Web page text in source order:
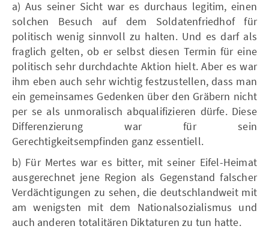
a) Aus seiner Sicht war es durchaus legitim, einen
solchen Besuch auf dem Soldatenfriedhof für
politisch wenig sinnvoll zu halten. Und es darf als
fraglich gelten, ob er selbst diesen Termin für eine
politisch sehr durchdachte Aktion hielt. Aber es war
ihm eben auch sehr wichtig festzustellen, dass man
ein gemeinsames Gedenken über den Gräbern nicht
per se als unmoralisch abqualifizieren dürfe. Diese
Differenzierung war für sein
Gerechtigkeitsempfinden ganz essentiell.
b) Für Mertes war es bitter, mit seiner Eifel-Heimat
ausgerechnet jene Region als Gegenstand falscher
Verdächtigungen zu sehen, die deutschlandweit mit
am wenigsten mit dem Nationalsozialismus und
auch anderen totalitären Diktaturen zu tun hatte.